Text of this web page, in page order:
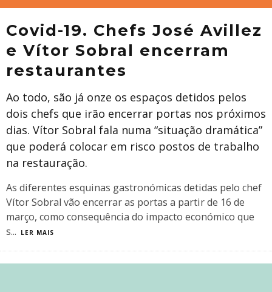
Covid-19. Chefs José Avillez
e Vítor Sobral encerram
restaurantes
Ao todo, são já onze os espaços detidos pelos
dois chefs que irão encerrar portas nos próximos
dias. Vítor Sobral fala numa “situação dramática”
que poderá colocar em risco postos de trabalho
na restauração.
As diferentes esquinas gastronómicas detidas pelo chef
Vítor Sobral vão encerrar as portas a partir de 16 de
março, como consequência do impacto económico que
s... LER MAIS